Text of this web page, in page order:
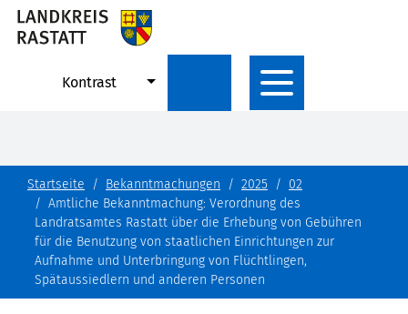
Kontrast
Startseite Bekanntmachungen 2025
02
Amtliche Bekanntmachung: Verordnung des
Landratsamtes Rastatt über die Erhebung von Gebühren
für die Benutzung von staatlichen Einrichtungen zur
Aufnahme und Unterbringung von Flüchtlingen,
Spätaussiedlern und anderen Personen